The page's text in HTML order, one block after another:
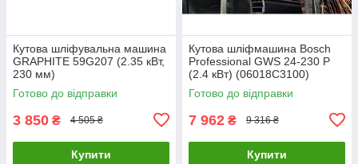
Кутова шліфувальна машина
GRAPHITE 59G207 (2.35 кВт,
230 мм)
Готово до відправки
3 850 ₴ 4 505 ₴
Купити
Кутова шліфмашина Bosch
Professional GWS 24-230 P
(2.4 кВт) (06018C3100)
Готово до відправки
7 962 ₴ 9 316 ₴
Купити